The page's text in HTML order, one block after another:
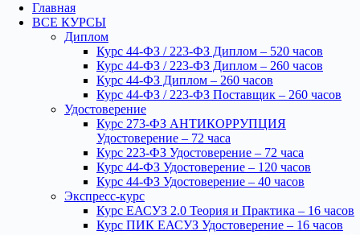
Главная
ВСЕ КУРСЫ
Диплом
Курс 44-ФЗ / 223-ФЗ Диплом – 520 часов
Курс 44-ФЗ / 223-ФЗ Диплом – 260 часов
Курс 44-ФЗ Диплом – 260 часов
Курс 44-ФЗ / 223-ФЗ Поставщик – 260 часов
Удостоверение
Курс 273-ФЗ АНТИКОРРУПЦИЯ
Удостоверение – 72 часа
Курс 223-ФЗ Удостоверение – 72 часа
Курс 44-ФЗ Удостоверение – 120 часов
Курс 44-ФЗ Удостоверение – 40 часов
Экспресс-курс
Курс ЕАСУЗ 2.0 Теория и Практика – 16 часов
Курс ПИК ЕАСУЗ Удостоверение – 16 часов